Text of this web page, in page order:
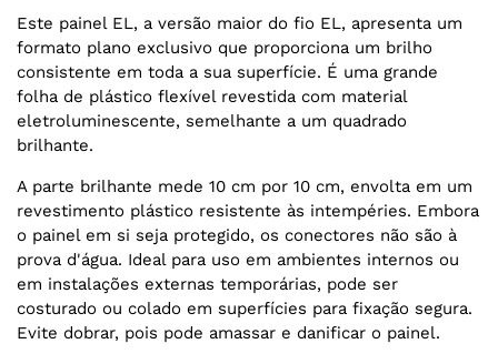
Este painel EL, a versão maior do fio EL, apresenta um
formato plano exclusivo que proporciona um brilho
consistente em toda a sua superfície. É uma grande
folha de plástico flexível revestida com material
eletroluminescente, semelhante a um quadrado
brilhante.
A parte brilhante mede 10 cm por 10 cm, envolta em um
revestimento plástico resistente às intempéries. Embora
o painel em si seja protegido, os conectores não são à
prova d'água. Ideal para uso em ambientes internos ou
em instalações externas temporárias, pode ser
costurado ou colado em superfícies para fixação segura.
Evite dobrar, pois pode amassar e danificar o painel.